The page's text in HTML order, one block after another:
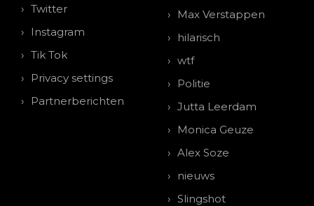
Twitter
Instagram
Tik Tok
Privacy settings
Partnerberichten
Max Verstappen
hilarisch
wtf
Politie
Jutta Leerdam
Monica Geuze
Alex Soze
nieuws
Slingshot